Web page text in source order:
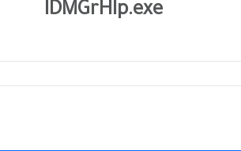
IDMGrHlp.exe